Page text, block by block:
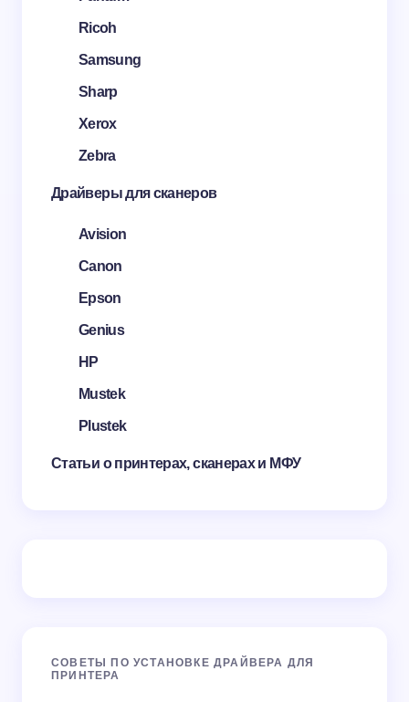
Ricoh
Samsung
Sharp
Xerox
Zebra
Драйверы для сканеров
Avision
Canon
Epson
Genius
HP
Mustek
Plustek
Статьи о принтерах, сканерах и МФУ
СОВЕТЫ ПО УСТАНОВКЕ ДРАЙВЕРА ДЛЯ
ПРИНТЕРА